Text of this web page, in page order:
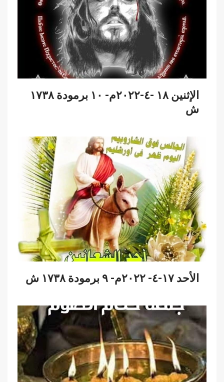
الإثنين ١٨ -٤-٢٠٢٢م- ١٠ برمودة ١٧٣٨
ش
الأحد ١٧-٤- ٢٠٢٢م- ٩ برمودة ١٧٣٨ ش